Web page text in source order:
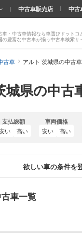
県の中古
車・中古車情報なら車選びドットコ
の豊富な中古車が揃う中古車検索サ
中古車販売店 中古
古車 アルト 茨城県の中古車
支払総額
い 高い
車両価格
安い 高い
欲しい車の条件を
車一覧